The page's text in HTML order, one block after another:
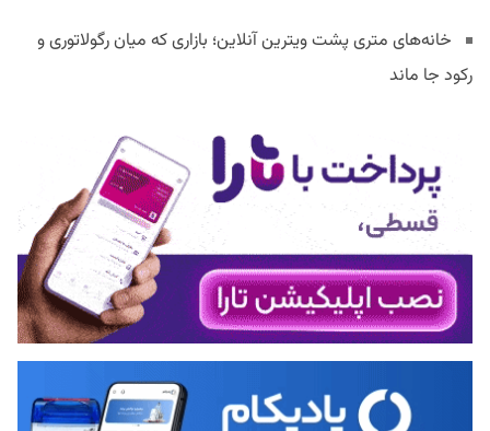
خانه‌های متری پشت ویترین آنلاین؛ بازاری که میان رگولاتوری و
رکود جا ماند